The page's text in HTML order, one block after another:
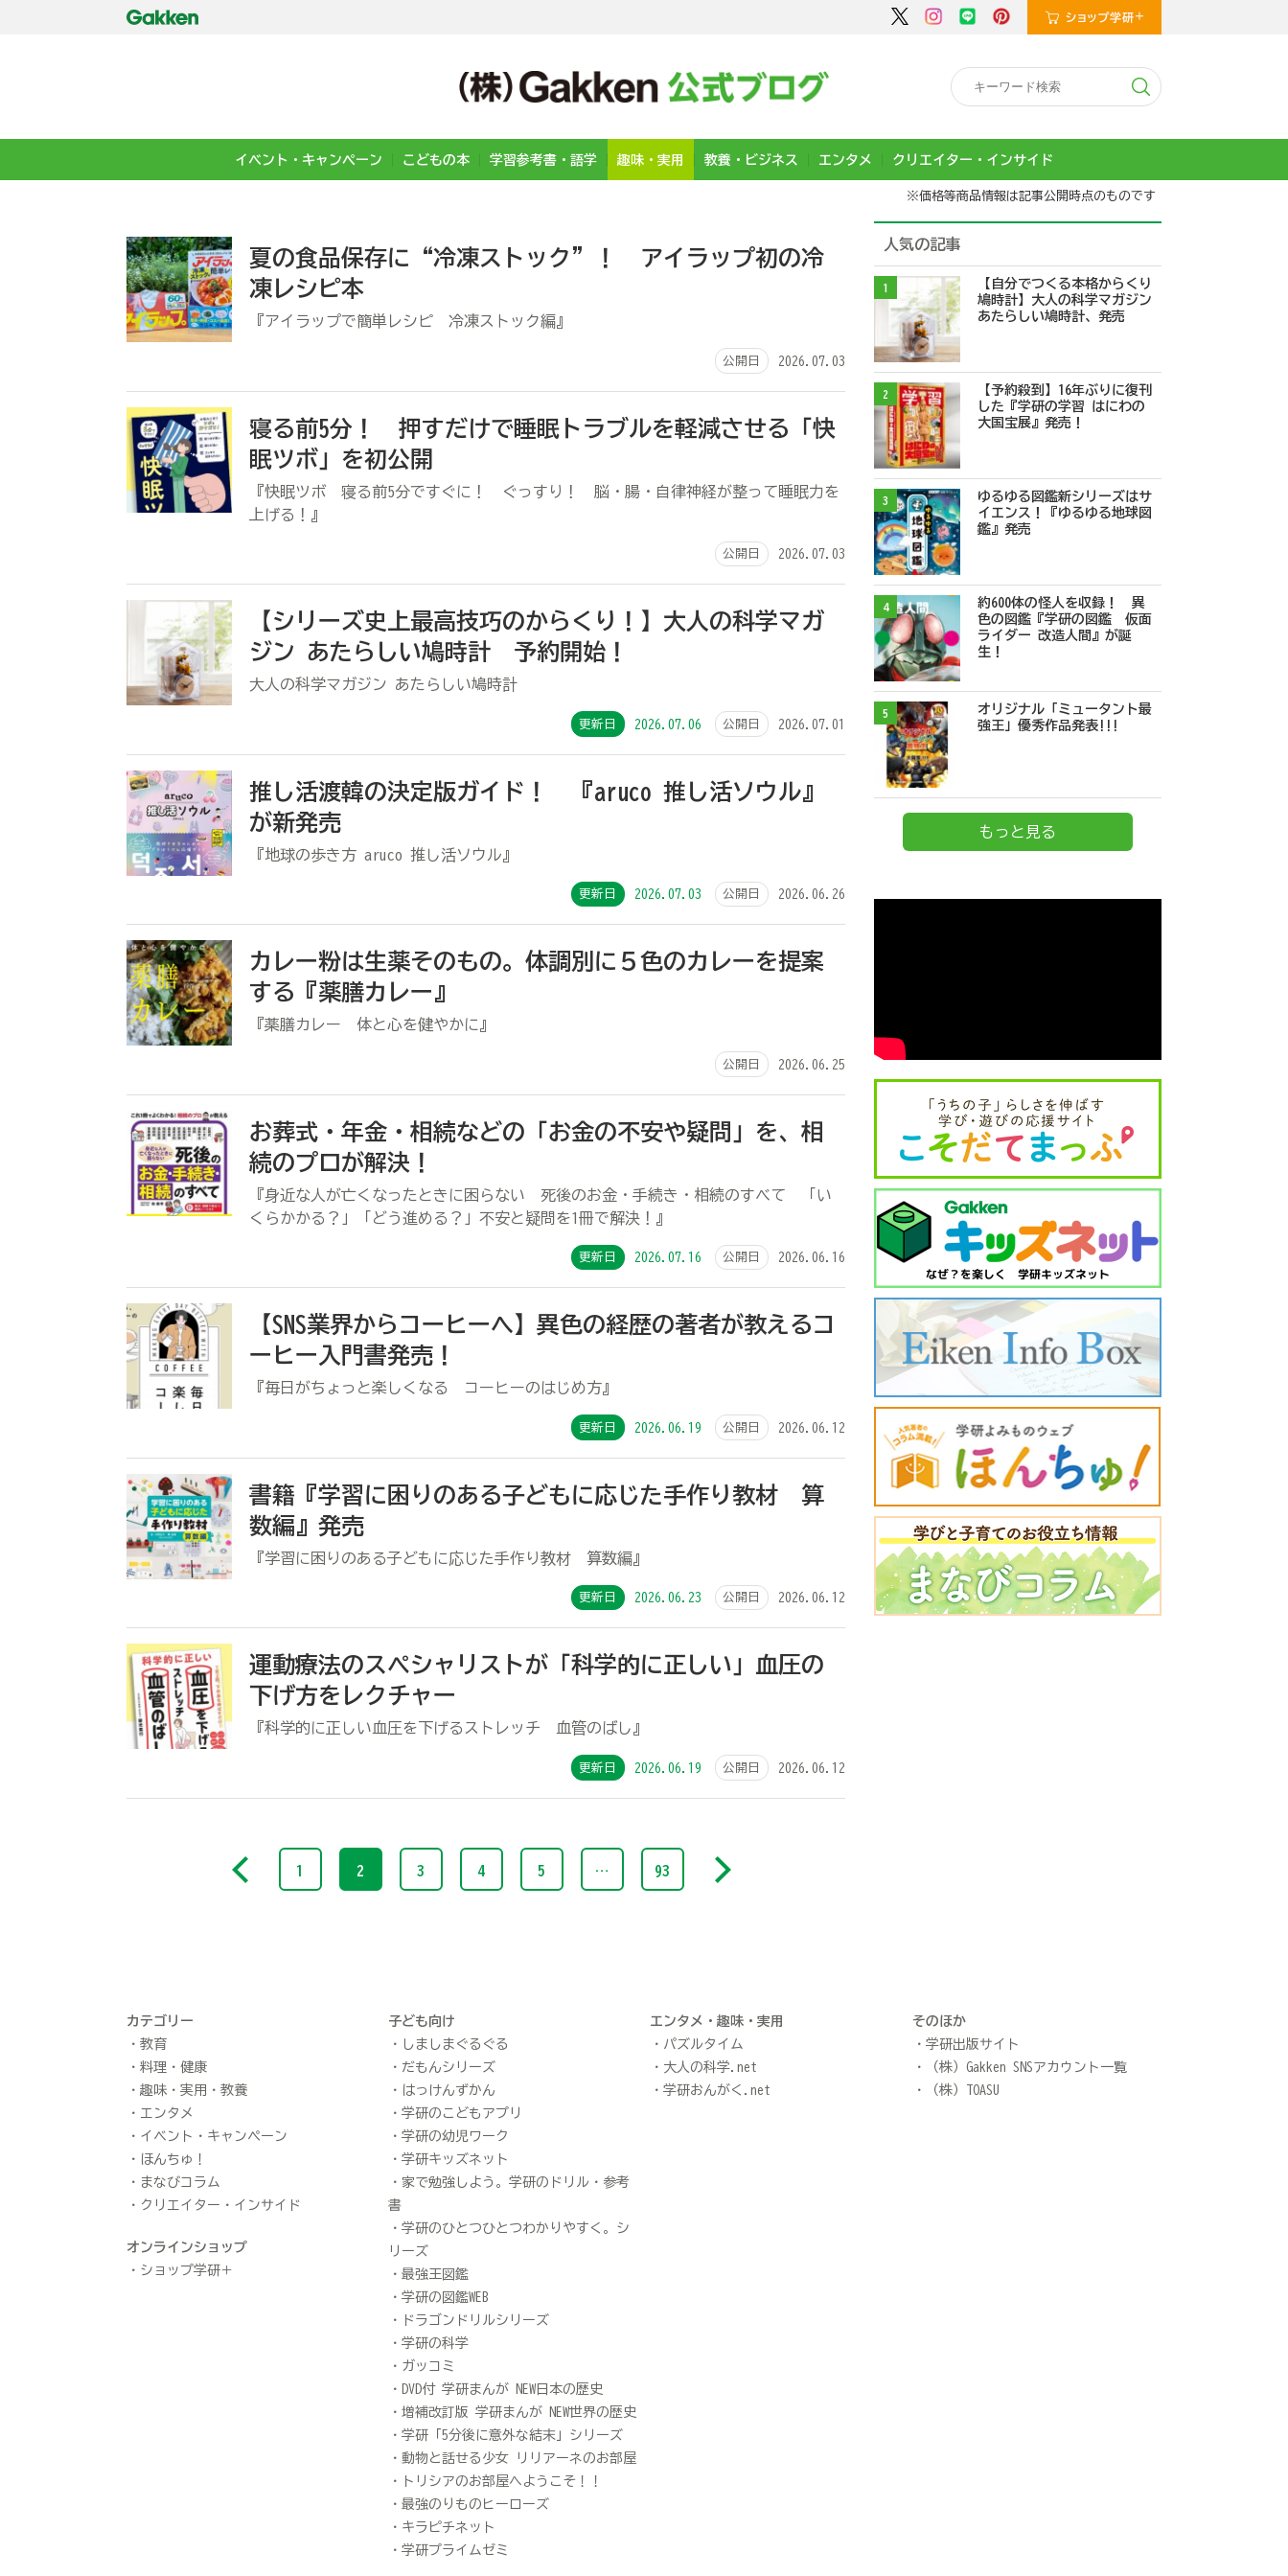
イベント・キャンペーン こどもの本 学習参考書・語学 趣味・実用 教養・ビジネス エンタメ クリエイター・インサイド
※価格等商品情報は記事公開時点のものです
夏の食品保存に“冷凍ストック”！ アイラップ初の冷
凍レシピ本
『アイラップで簡単レシピ 冷凍ストック編』
公開日 2026.07.03
寝る前5分！ 押すだけで睡眠トラブルを軽減させる「快
眠ツボ」を初公開
『快眠ツボ 寝る前5分ですぐに！ ぐっすり！ 脳・腸・自律神経が整って睡眠力を
上げる！』
公開日 2026.07.03
【シリーズ史上最高技巧のからくり！】大人の科学マガ
ジン あたらしい鳩時計 予約開始！
大人の科学マガジン あたらしい鳩時計
更新日 2026.07.06 公開日 2026.07.01
推し活渡韓の決定版ガイド！ 『aruco 推し活ソウル』
が新発売
『地球の歩き方 aruco 推し活ソウル』
更新日 2026.07.03 公開日 2026.06.26
カレー粉は生薬そのもの。体調別に５色のカレーを提案
する『薬膳カレー』
『薬膳カレー 体と心を健やかに』
公開日 2026.06.25
お葬式・年金・相続などの「お金の不安や疑問」を、相
続のプロが解決！
『身近な人が亡くなったときに困らない 死後のお金・手続き・相続のすべて 「い
くらかかる？」「どう進める？」不安と疑問を1冊で解決！』
更新日 2026.07.16 公開日 2026.06.16
【SNS業界からコーヒーへ】異色の経歴の著者が教えるコ
ーヒー入門書発売！
『毎日がちょっと楽しくなる コーヒーのはじめ方』
更新日 2026.06.19 公開日 2026.06.12
書籍『学習に困りのある子どもに応じた手作り教材 算
数編』発売
『学習に困りのある子どもに応じた手作り教材 算数編』
更新日 2026.06.23 公開日 2026.06.12
運動療法のスペシャリストが「科学的に正しい」血圧の
下げ方をレクチャー
『科学的に正しい血圧を下げるストレッチ 血管のばし』
更新日 2026.06.19 公開日 2026.06.12
1 2 3 4 5 … 93
人気の記事
1
【自分でつくる本格からくり
鳩時計】大人の科学マガジン
あたらしい鳩時計、発売
2
【予約殺到】16年ぶりに復刊
した『学研の学習 はにわの
大国宝展』発売！
3
ゆるゆる図鑑新シリーズはサ
イエンス！『ゆるゆる地球図
鑑』発売
4
約600体の怪人を収録！ 異
色の図鑑『学研の図鑑 仮面
ライダー 改造人間』が誕
生！
5
オリジナル「ミュータント最
強王」優秀作品発表!!!
もっと見る
カテゴリー
教育
料理・健康
趣味・実用・教養
エンタメ
イベント・キャンペーン
ほんちゅ！
まなびコラム
クリエイター・インサイド
オンラインショップ
ショップ学研＋
子ども向け
しましまぐるぐる
だもんシリーズ
はっけんずかん
学研のこどもアプリ
学研の幼児ワーク
学研キッズネット
家で勉強しよう。学研のドリル・参考
書
学研のひとつひとつわかりやすく。シ
リーズ
最強王図鑑
学研の図鑑WEB
ドラゴンドリルシリーズ
学研の科学
ガッコミ
DVD付 学研まんが NEW日本の歴史
増補改訂版 学研まんが NEW世界の歴史
学研「5分後に意外な結末」シリーズ
動物と話せる少女 リリアーネのお部屋
トリシアのお部屋へようこそ！！
最強のりものヒーローズ
キラピチネット
学研プライムゼミ
エンタメ・趣味・実用
パズルタイム
大人の科学.net
学研おんがく.net
そのほか
学研出版サイト
（株）Gakken SNSアカウント一覧
（株）TOASU